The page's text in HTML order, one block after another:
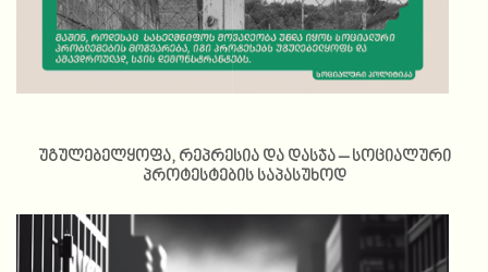
უგულებელყოფა, რეპრესია და დასჯა – სოციალური
პროტესტების საპასუხოდ